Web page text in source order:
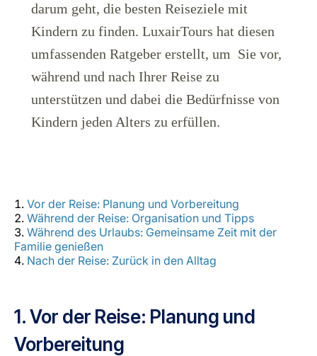
darum geht, die besten Reiseziele mit
Kindern zu finden. LuxairTours hat diesen
umfassenden Ratgeber erstellt, um Sie vor,
während und nach Ihrer Reise zu
unterstützen und dabei die Bedürfnisse von
Kindern jeden Alters zu erfüllen.
Vor der Reise: Planung und Vorbereitung
Während der Reise: Organisation und Tipps
Während des Urlaubs: Gemeinsame Zeit mit der
Familie genießen
Nach der Reise: Zurück in den Alltag
1. Vor der Reise: Planung und
Vorbereitung